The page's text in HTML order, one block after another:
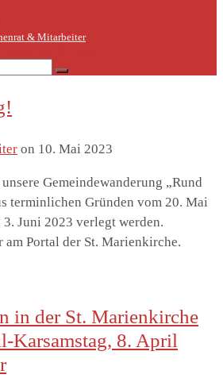
& Mitarbeiter
on 10. Mai 2023
Gemeindewanderung „Rund
terminlichen Gründen vom 20. Mai
3. Juni 2023 verlegt werden.
Portal der St. Marienkirche.
in der St. Marienkirche
Karsamstag, 8. April